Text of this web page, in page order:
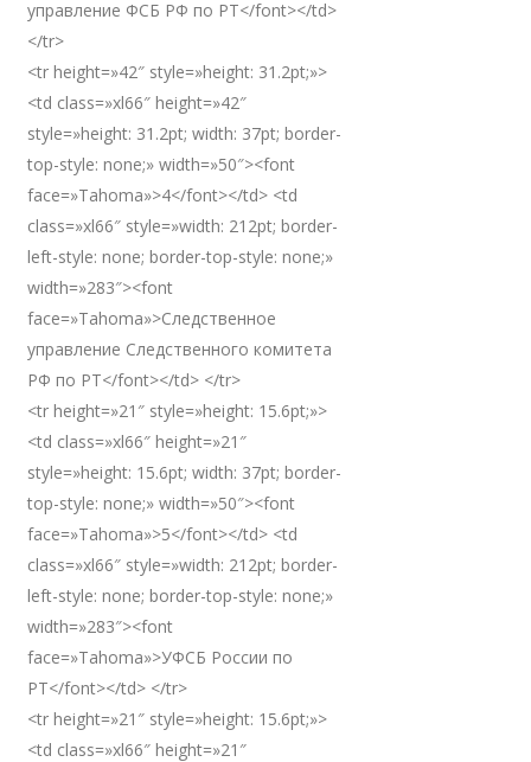
управление ФСБ РФ по РТ</font></td>
</tr>
<tr height=»42″ style=»height: 31.2pt;»>
<td class=»xl66″ height=»42″
style=»height: 31.2pt; width: 37pt; border-
top-style: none;» width=»50″><font
face=»Tahoma»>4</font></td> <td
class=»xl66″ style=»width: 212pt; border-
left-style: none; border-top-style: none;»
width=»283″><font
face=»Tahoma»>Следственное
управление Следственного комитета
РФ по РТ</font></td> </tr>
<tr height=»21″ style=»height: 15.6pt;»>
<td class=»xl66″ height=»21″
style=»height: 15.6pt; width: 37pt; border-
top-style: none;» width=»50″><font
face=»Tahoma»>5</font></td> <td
class=»xl66″ style=»width: 212pt; border-
left-style: none; border-top-style: none;»
width=»283″><font
face=»Tahoma»>УФСБ России по
РТ</font></td> </tr>
<tr height=»21″ style=»height: 15.6pt;»>
<td class=»xl66″ height=»21″